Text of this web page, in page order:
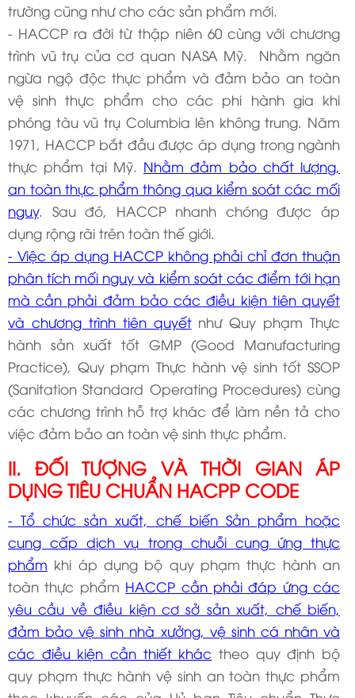
trường cũng như cho các sản phẩm mới.
- HACCP ra đời từ thập niên 60 cùng với chương
trình vũ trụ của cơ quan NASA Mỹ. Nhằm ngăn
ngừa ngộ độc thực phẩm và đảm bảo an toàn
vệ sinh thực phẩm cho các phi hành gia khi
phóng tàu vũ trụ Columbia lên không trung. Năm
1971, HACCP bắt đầu được áp dụng trong ngành
thực phẩm tại Mỹ. Nhằm đảm bảo chất lượng,
an toàn thực phẩm thông qua kiểm soát các mối
nguy. Sau đó, HACCP nhanh chóng được áp
dụng rộng rãi trên toàn thế giới.
- Việc áp dụng HACCP không phải chỉ đơn thuận
phân tích mối nguy và kiểm soát các điểm tới hạn
mà cần phải đảm bảo các điều kiện tiên quyết
và chương trình tiên quyếtnhư Quy phạm Thực
hành sản xuất tốt GMP (Good Manufacturing
Practice), Quy phạm Thực hành vệ sinh tốt SSOP
(Sanitation Standard Operating Procedures) cùng
các chương trình hỗ trợ khác để làm nền tả cho
việc đảm bảo an toàn vệ sinh thực phẩm.
II. ĐỐI TƯỢNG VÀ THỜI GIAN ÁP
DỤNG TIÊU CHUẨN HACPP CODE
- Tổ chức sản xuất, chế biến Sản phẩm hoặc
cung cấp dịch vụ trong chuỗi cung ứng thực
phẩm khi áp dụng bộ quy phạm thực hành an
toàn thực phẩm HACCP cần phải đáp ứng các
yêu cầu về điều kiện cơ sở sản xuất, chế biến,
đảm bảo vệ sinh nhà xưởng, vệ sinh cá nhân và
các điều kiện cần thiết khác theo quy định bộ
quy phạm thực hành vệ sinh an toàn thực phẩm